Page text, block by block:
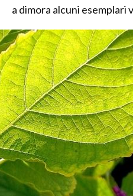
a dimora alcuni esemplari